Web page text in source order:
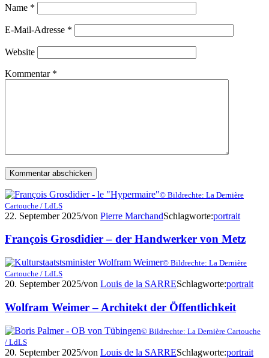
Name *
E-Mail-Adresse *
Website
Kommentar *
© Bildrechte: La Dernière
Cartouche / LdLS
22. September 2025/von Pierre MarchandSchlagworte:portrait
François Grosdidier – der Handwerker von Metz
© Bildrechte: La Dernière
Cartouche / LdLS
20. September 2025/von Louis de la SARRESchlagworte:portrait
Wolfram Weimer – Architekt der Öffentlichkeit
© Bildrechte: La Dernière Cartouche
/ LdLS
20. September 2025/von Louis de la SARRESchlagworte:portrait